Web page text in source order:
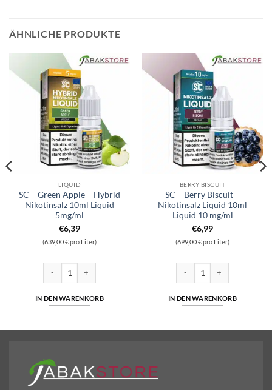
ÄHNLICHE PRODUKTE
LIQUID
SC – Green Apple – Hybrid
Nikotinsalz 10ml Liquid
5mg/ml
€6,39
(639,00 € pro Liter)
IN DEN WARENKORB
BERRY BISCUIT
SC – Berry Biscuit –
Nikotinsalz Liquid 10ml
Liquid 10 mg/ml
€6,99
(699,00 € pro Liter)
IN DEN WARENKORB